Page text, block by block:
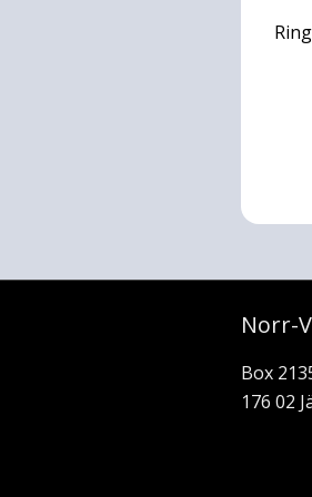
Norr-
Box
176 02